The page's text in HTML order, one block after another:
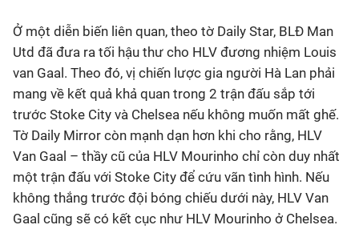
Các môn khác
VIDEO
Bên lề
Ở một diễn biến liên quan, theo tờ Daily Star, BLĐ Man
Utd đã đưa ra tối hậu thư cho HLV đương nhiệm Louis
van Gaal. Theo đó, vị chiến lược gia người Hà Lan phải
mang về kết quả khả quan trong 2 trận đấu sắp tới
trước Stoke City và Chelsea nếu không muốn mất ghế.
Tờ Daily Mirror còn mạnh dạn hơn khi cho rằng, HLV
Van Gaal – thầy cũ của HLV Mourinho chỉ còn duy nhất
một trận đấu với Stoke City để cứu vãn tình hình. Nếu
không thắng trước đội bóng chiếu dưới này, HLV Van
Gaal cũng sẽ có kết cục như HLV Mourinho ở Chelsea.